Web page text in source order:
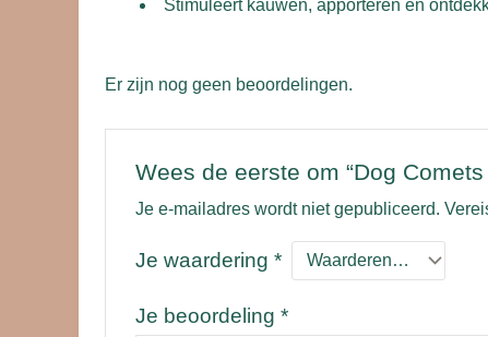
Stimuleert kauwen, apporteren en
Er zijn nog geen beoordelingen.
Wees de eerste om “Dog
Je e-mailadres wordt niet gepubliceerd.
Je waardering *
Je beoordeling *